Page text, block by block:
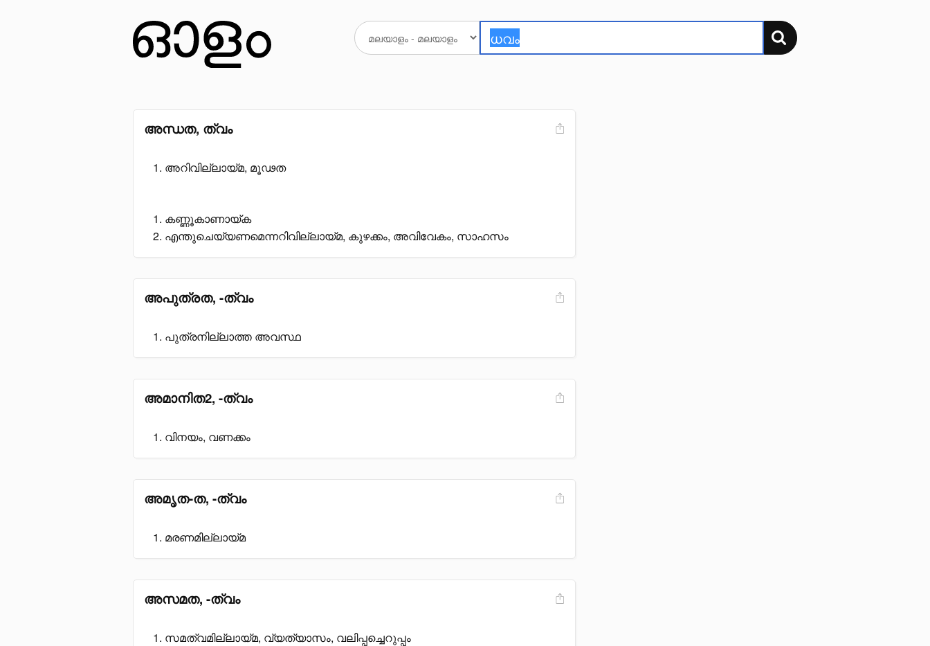
അന്ധത, ത്വം
അറിവില്ലായ്മ, മൂഢത
കണ്ണൂകാണായ്ക
എന്തുചെയ്യണമെന്നറിവില്ലായ്മ, കുഴക്കം, അവിവേകം, സാഹസം
അപുത്രത, -ത്വം
പുത്രനില്ലാത്ത അവസ്ഥ
അമാനിത2, -ത്വം
വിനയം, വണക്കം
അമൃത-ത, -ത്വം
മരണമില്ലായ്മ
അസമത, -ത്വം
സമത്വമില്ലായ്മ, വ്യത്യാസം, വലിപ്പച്ചെറുപ്പം